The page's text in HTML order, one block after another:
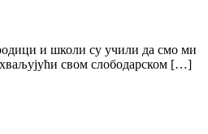
и школи су учили да смо ми
свом слободарском […]